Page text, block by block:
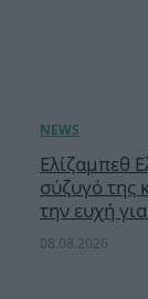
Ελίζαμπεθ
σύζυγό της
την ευχή
08.08.2026